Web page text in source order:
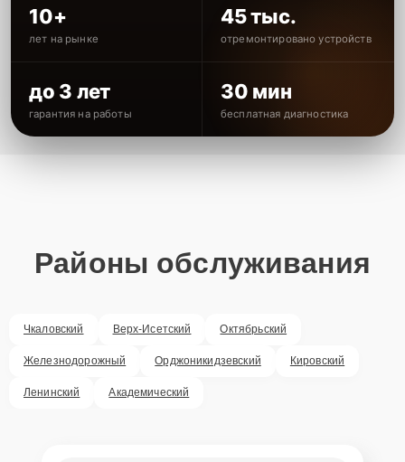
10+
лет на рынке
45 тыс.
отремонтировано устройств
до 3 лет
гарантия на работы
30 мин
бесплатная диагностика
Районы обслуживания
Чкаловский Верх-Исетский Октябрьский
Железнодорожный Орджоникидзевский Кировский
Ленинский Академический